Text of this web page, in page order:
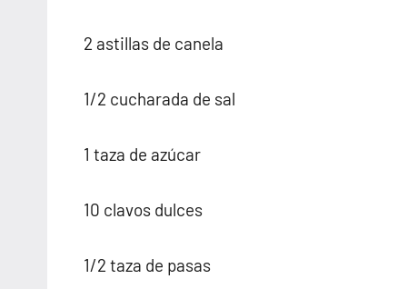
2 astillas de canela
1/2 cucharada de sal
1 taza de azúcar
10 clavos dulces
1/2 taza de pasas